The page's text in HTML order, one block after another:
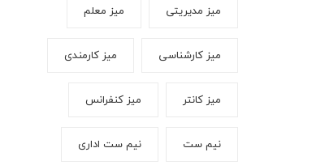
میز مدیریتی میز معلم
میز کارشناسی میز کارمندی
میز کانتر میز کنفرانس
نیم ست نیم ست اداری